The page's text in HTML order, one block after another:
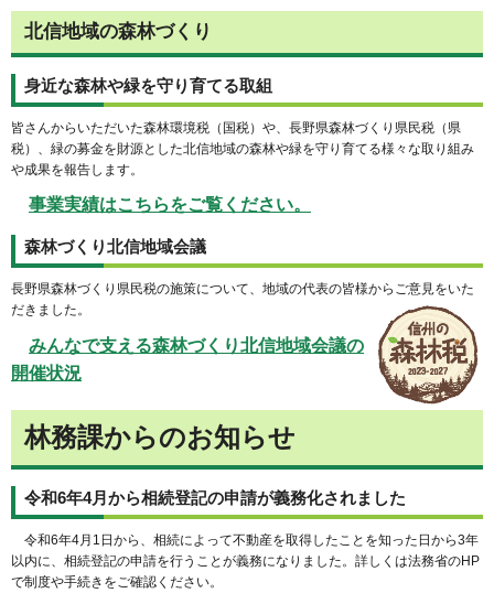
北信地域の森林づくり
身近な森林や緑を守り育てる取組
皆さんからいただいた森林環境税（国税）や、長野県森林づくり県民税（県
税）、緑の募金を財源とした北信地域の森林や緑を守り育てる様々な取り組み
や成果を報告します。
事業実績はこちらをご覧ください。
森林づくり北信地域会議
長野県森林づくり県民税の施策について、地域の代表の皆様からご意見をいた
だきました。
みんなで支える森林づくり北信地域会議の
開催状況
林務課からのお知らせ
令和6年4月から相続登記の申請が義務化されました
令和6年4月1日から、相続によって不動産を取得したことを知った日から3年
以内に、相続登記の申請を行うことが義務になりました。詳しくは法務省のHP
で制度や手続きをご確認ください。